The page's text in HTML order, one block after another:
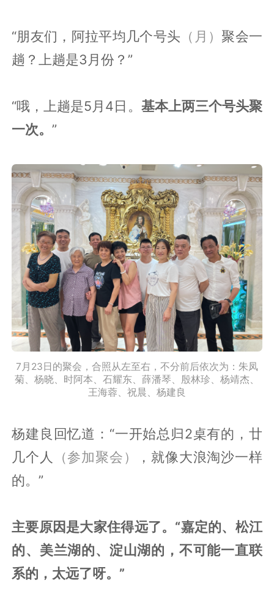
“朋友们，阿拉平均几个号头 （月） 聚会一
趟？上趟是3月份？”
“哦，上趟是5月4日。 基本上两三个号头聚
一次。”
7月23日的聚会，合照从左至右，不分前后依次为：朱凤
菊、杨晓、时阿本、石耀东、薛潘琴、殷林珍、杨靖杰、
王海蓉、祝晨、杨建良
杨建良回忆道：“一开始总归2桌有的，廿
几个人
（参加聚会）
，就像大浪淘沙一样
的。”
主要原因是大家住得远了。“嘉定的、松江
的、美兰湖的、淀山湖的，不可能一直联
系的，太远了呀。”